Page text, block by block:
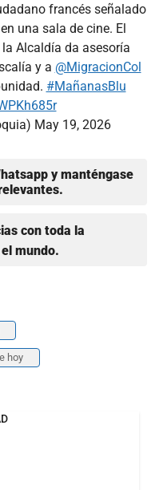
francés señalado
una sala de cine. El
Alcaldía da asesoría
y a @MigracionCol
#MañanasBlu
May 19, 2026
y manténgase
con toda la
mundo.
hoy